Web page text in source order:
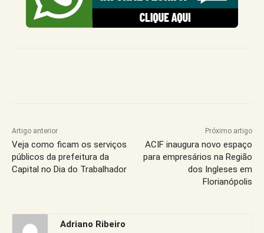
Artigo anterior
Veja como ficam os serviços
públicos da prefeitura da
Capital no Dia do Trabalhador
Próximo artigo
ACIF inaugura novo espaço
para empresários na Região
dos Ingleses em
Florianópolis
Adriano Ribeiro